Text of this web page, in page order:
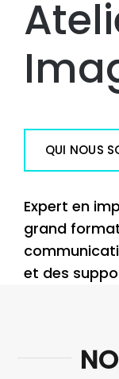
QUI NOUS
Expert en
grand
et des